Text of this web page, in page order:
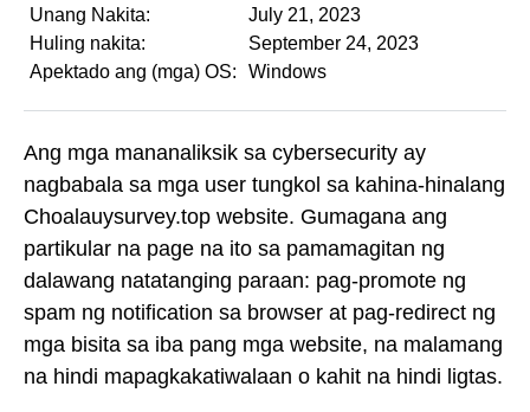
Unang Nakita:
July 21, 2023
Huling nakita:
September 24, 2023
Apektado ang (mga) OS:
Windows
Ang mga mananaliksik sa cybersecurity ay
nagbabala sa mga user tungkol sa kahina-hinalang
Choalauysurvey.top website. Gumagana ang
partikular na page na ito sa pamamagitan ng
dalawang natatanging paraan: pag-promote ng
spam ng notification sa browser at pag-redirect ng
mga bisita sa iba pang mga website, na malamang
na hindi mapagkakatiwalaan o kahit na hindi ligtas.